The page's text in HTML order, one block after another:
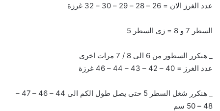
عدد الغرز الان = 26 – 28 – 29 – 30 – 32 غرزة
السطر 7 و 8 = زى السطر 5
_ هنكرر السطور من 6 الى 8 / 7 مرات اخرى
عدد الغرز = 40 – 42 – 43 – 44 – 46 غرزة
_ هنكرر شغل السطر 5 حتى يصل طول الكم الى 44 – 46 – 47 –
48 – 50 سم